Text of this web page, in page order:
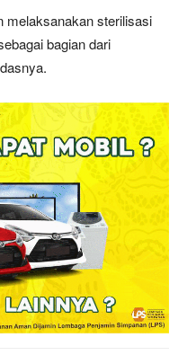
melaksanakan sterilisasi
bagian dari